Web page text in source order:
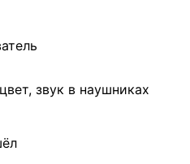
звук в наушниках